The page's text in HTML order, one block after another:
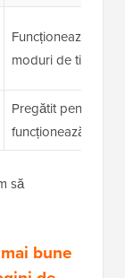
Funcționează cu
moduri de tip "în
Pregătit pentru
funcționează cu
să
bune